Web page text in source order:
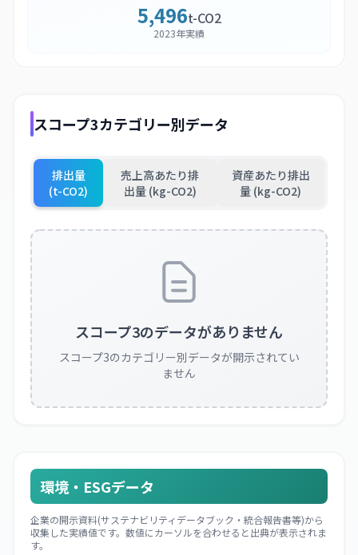
5,496t-CO2
2023年実績
スコープ3カテゴリー別データ
排出量
(t-CO2)
売上高あたり排
出量 (kg-CO2)
資産あたり排出
量 (kg-CO2)
スコープ3のデータがありません
スコープ3のカテゴリー別データが開示されてい
ません
環境・ESGデータ
企業の開示資料(サステナビリティデータブック・統合報告書等)から
収集した実績値です。数値にカーソルを合わせると出典が表示されま
す。